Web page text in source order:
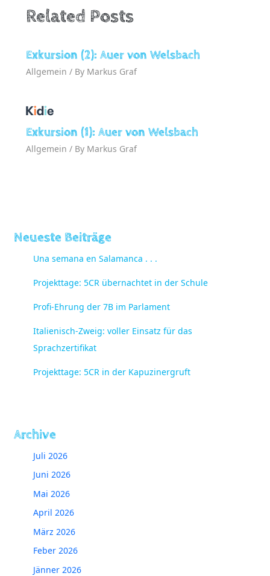
Related Posts
Exkursion (2): Auer von Welsbach
Allgemein / By Markus Graf
Exkursion (1): Auer von Welsbach
Allgemein / By Markus Graf
Neueste Beiträge
Una semana en Salamanca . . .
Projekttage: 5CR übernachtet in der Schule
Profi-Ehrung der 7B im Parlament
Italienisch-Zweig: voller Einsatz für das
Sprachzertifikat
Projekttage: 5CR in der Kapuzinergruft
Archive
Juli 2026
Juni 2026
Mai 2026
April 2026
März 2026
Feber 2026
Jänner 2026